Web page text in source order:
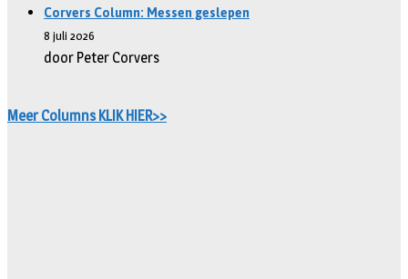
Corvers Column: Messen geslepen
8 juli 2026
door Peter Corvers
Meer Columns KLIK HIER>>